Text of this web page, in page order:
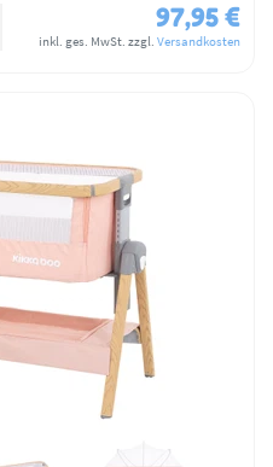
97,95 €
inkl. ges. MwSt. zzgl. Versandkosten